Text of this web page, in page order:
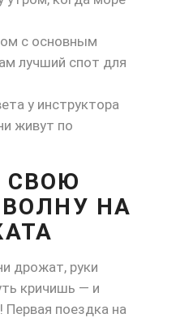
с основным
лучший спот для
у инструктора
живут по
СВОЮ
НА
дрожат, руки
кричишь — и
поездка на